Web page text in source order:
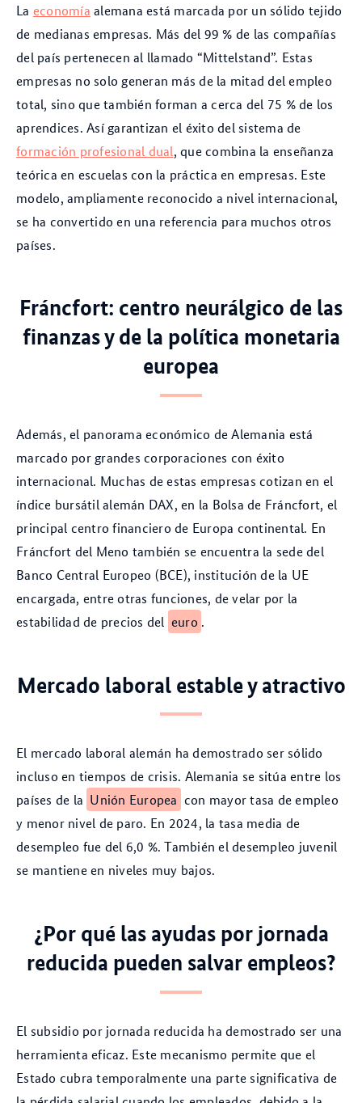
La economía alemana está marcada por un sólido tejido
de medianas empresas. Más del 99 % de las compañías
del país pertenecen al llamado “Mittelstand”. Estas
empresas no solo generan más de la mitad del empleo
total, sino que también forman a cerca del 75 % de los
aprendices. Así garantizan el éxito del sistema de
formación profesional dual, que combina la enseñanza
teórica en escuelas con la práctica en empresas. Este
modelo, ampliamente reconocido a nivel internacional,
se ha convertido en una referencia para muchos otros
países.
Fráncfort: centro neurálgico de las
finanzas y de la política monetaria
europea
Además, el panorama económico de Alemania está
marcado por grandes corporaciones con éxito
internacional. Muchas de estas empresas cotizan en el
índice bursátil alemán DAX, en la Bolsa de Fráncfort, el
principal centro financiero de Europa continental. En
Fráncfort del Meno también se encuentra la sede del
Banco Central Europeo (BCE), institución de la UE
encargada, entre otras funciones, de velar por la
estabilidad de precios del euro .
Mercado laboral estable y atractivo
El mercado laboral alemán ha demostrado ser sólido
incluso en tiempos de crisis. Alemania se sitúa entre los
países de la Unión Europea con mayor tasa de empleo
y menor nivel de paro. En 2024, la tasa media de
desempleo fue del 6,0 %. También el desempleo juvenil
se mantiene en niveles muy bajos.
¿Por qué las ayudas por jornada
reducida pueden salvar empleos?
El subsidio por jornada reducida ha demostrado ser una
herramienta eficaz. Este mecanismo permite que el
Estado cubra temporalmente una parte significativa de